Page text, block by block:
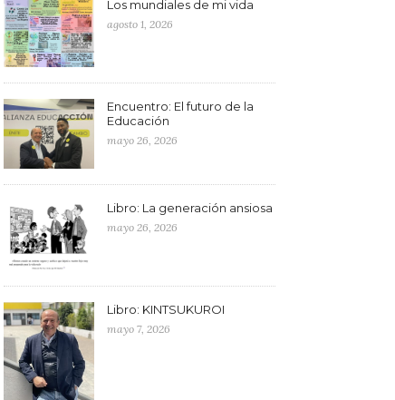
Los mundiales de mi vida
agosto 1, 2026
Encuentro: El futuro de la
Educación
mayo 26, 2026
Libro: La generación ansiosa
mayo 26, 2026
Libro: KINTSUKUROI
mayo 7, 2026